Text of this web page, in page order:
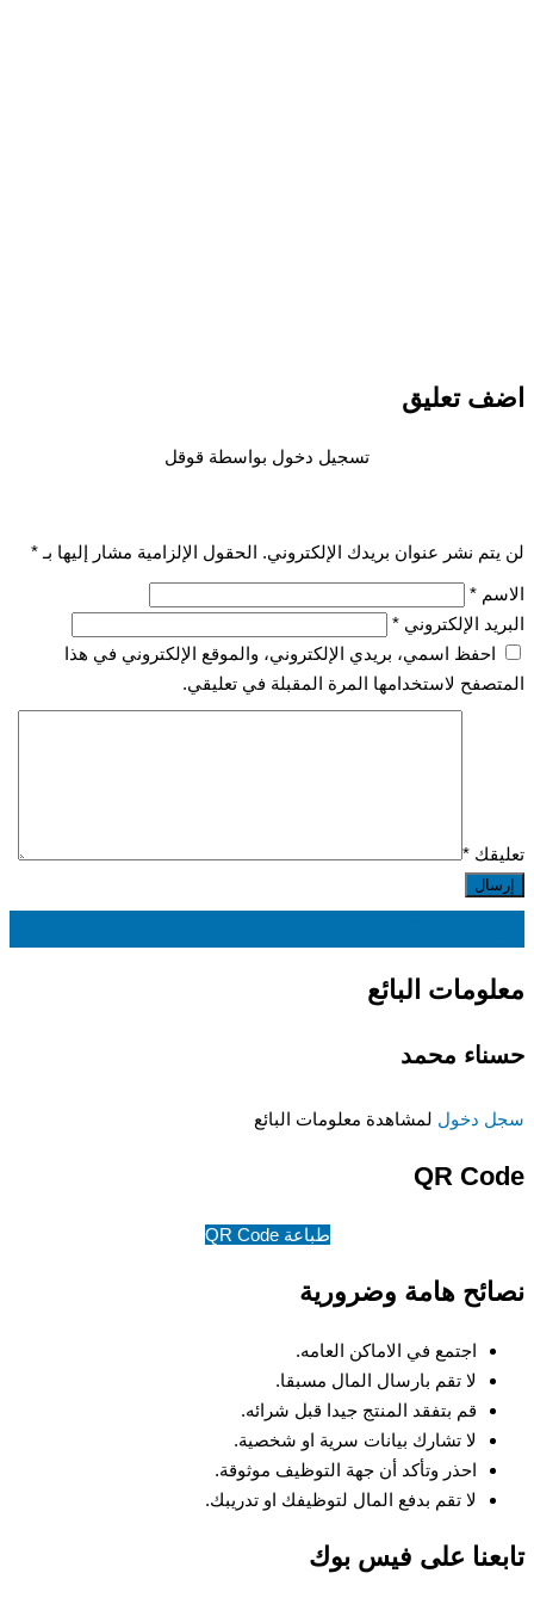
اضف تعليق
تسجيل دخول بواسطة قوقل
لن يتم نشر عنوان بريدك الإلكتروني. الحقول الإلزامية مشار إليها بـ *
الاسم *
البريد الإلكتروني *
احفظ اسمي، بريدي الإلكتروني، والموقع الإلكتروني في هذا
المتصفح لاستخدامها المرة المقبلة في تعليقي.
تعليقك *
معلومات البائع
حسناء محمد
سجل دخول لمشاهدة معلومات البائع
QR Code
طباعة QR Code
نصائح هامة وضرورية
اجتمع في الاماكن العامه.
لا تقم بارسال المال مسبقا.
قم بتفقد المنتج جيدا قبل شرائه.
لا تشارك بيانات سرية او شخصية.
احذر وتأكد أن جهة التوظيف موثوقة.
لا تقم بدفع المال لتوظيفك او تدريبك.
تابعنا على فيس بوك